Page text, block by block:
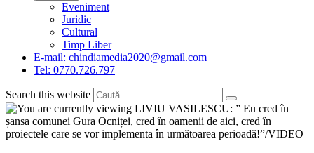
Eveniment
Juridic
Cultural
Timp Liber
E-mail: chindiamedia2020@gmail.com
Tel: 0770.726.797
Search this website